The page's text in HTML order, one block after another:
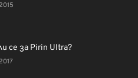
се за Pirin Ultra?